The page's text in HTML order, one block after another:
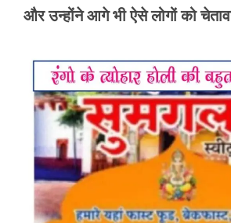
और उन्होंने आगे भी ऐसे लोगों को